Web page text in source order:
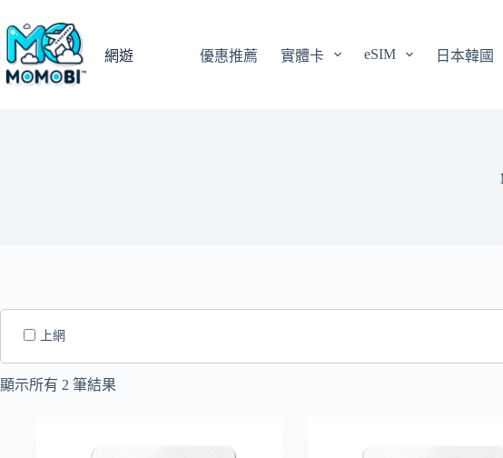
至
主
要
網遊 優惠推薦 實體卡 eSIM 日本韓國
上網
顯示所有 2 筆結果